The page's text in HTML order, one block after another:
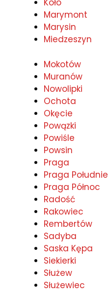
Koło
Marymont
Marysin
Miedzeszyn
Mokotów
Muranów
Nowolipki
Ochota
Okęcie
Powązki
Powiśle
Powsin
Praga
Praga Południe
Praga Północ
Radość
Rakowiec
Rembertów
Sadyba
Saska Kępa
Siekierki
Służew
Służewiec